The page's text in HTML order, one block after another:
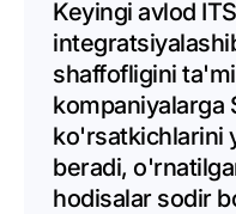
Keyingi avlod
shaffofligini
kompaniyalarga
ko'rsatkichlarini
beradi,
hodisalar sodir